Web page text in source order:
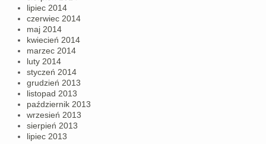
lipiec 2014
czerwiec 2014
maj 2014
kwiecień 2014
marzec 2014
luty 2014
styczeń 2014
grudzień 2013
listopad 2013
październik 2013
wrzesień 2013
sierpień 2013
lipiec 2013